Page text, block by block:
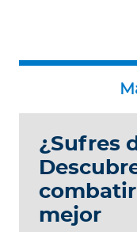
¿Sufres
mejor